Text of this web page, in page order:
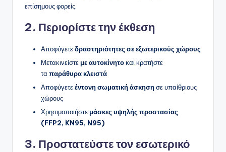
επίσημους φορείς.
2. Περιορίστε την έκθεση
Αποφύγετεδραστηριότητες σε εξωτερικούς χώρους
Μετακινείστε με αυτοκίνητοκαι κρατήστε
τα παράθυρα κλειστά
Αποφύγετεέντονη σωματική άσκησησε υπαίθριους
χώρους
Χρησιμοποιήστε μάσκες υψηλής προστασίας
(FFP2, KN95, N95)
3. Προστατεύστε τον εσωτερικό